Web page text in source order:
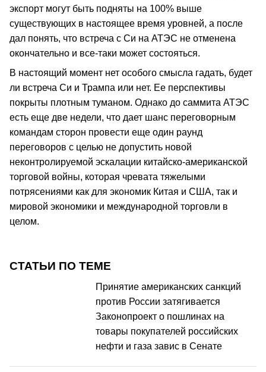
экспорт могут быть подняты на 100% выше
существующих в настоящее время уровней, а после
дал понять, что встреча с Си на АТЭС не отменена
окончательно и все-таки может состояться.
В настоящий момент нет особого смысла гадать, будет
ли встреча Си и Трампа или нет. Ее перспективы
покрыты плотным туманом. Однако до саммита АТЭС
есть еще две недели, что дает шанс переговорным
командам сторон провести еще один раунд
переговоров с целью не допустить новой
неконтролируемой эскалации китайско-американской
торговой войны, которая чревата тяжелыми
потрясениями как для экономик Китая и США, так и
мировой экономики и международной торговли в
целом.
СТАТЬИ ПО ТЕМЕ
Принятие американских санкций
против России затягивается
Законопроект о пошлинах на
товары покупателей российских
нефти и газа завис в Сенате